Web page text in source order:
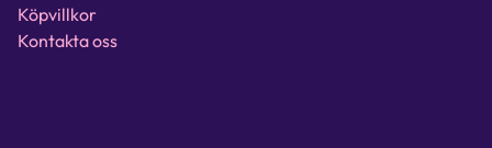
Köpvillkor
Kontakta oss